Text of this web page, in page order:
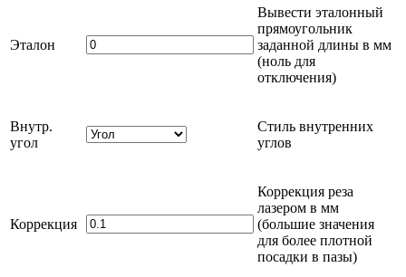
Эталон
Вывести эталонный
прямоугольник
заданной длины в мм
(ноль для
отключения)
Внутр.
угол
Стиль внутренних
углов
Коррекция
Коррекция реза
лазером в мм
(большие значения
для более плотной
посадки в пазы)